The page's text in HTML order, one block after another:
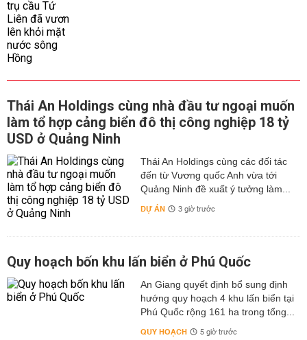
Thái An Holdings cùng nhà đầu tư ngoại muốn
làm tổ hợp cảng biển đô thị công nghiệp 18 tỷ
USD ở Quảng Ninh
Thái An Holdings cùng các đối tác
đến từ Vương quốc Anh vừa tới
Quảng Ninh đề xuất ý tưởng làm...
DỰ ÁN 3 giờ trước
Quy hoạch bốn khu lấn biển ở Phú Quốc
An Giang quyết định bổ sung định
hướng quy hoạch 4 khu lấn biển tại
Phú Quốc rộng 161 ha trong tổng...
QUY HOẠCH 5 giờ trước